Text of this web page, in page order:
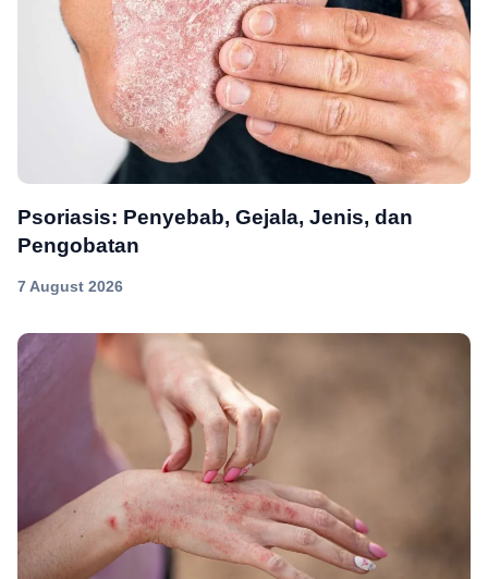
Psoriasis: Penyebab, Gejala, Jenis, dan
Pengobatan
7 August 2026